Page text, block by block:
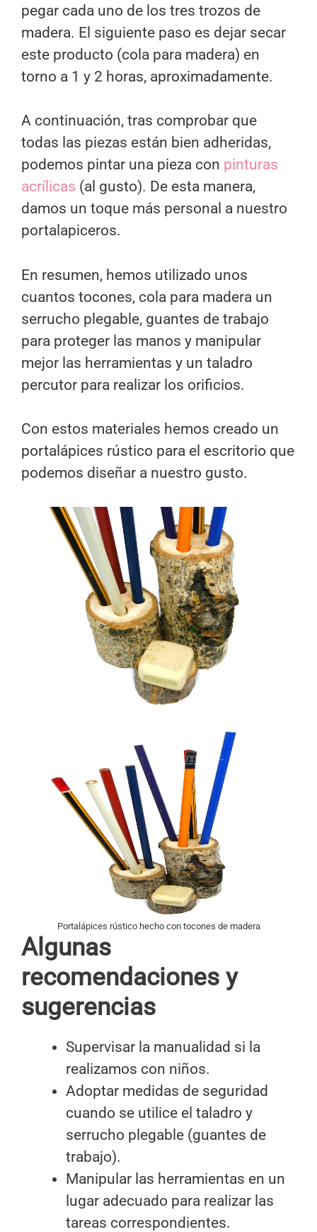
pegar cada uno de los tres trozos de
madera. El siguiente paso es dejar secar
este producto (cola para madera) en
torno a 1 y 2 horas, aproximadamente.
A continuación, tras comprobar que
todas las piezas están bien adheridas,
podemos pintar una pieza con pinturas
acrílicas (al gusto). De esta manera,
damos un toque más personal a nuestro
portalapiceros.
En resumen, hemos utilizado unos
cuantos tocones, cola para madera un
serrucho plegable, guantes de trabajo
para proteger las manos y manipular
mejor las herramientas y un taladro
percutor para realizar los orificios.
Con estos materiales hemos creado un
portalápices rústico para el escritorio que
podemos diseñar a nuestro gusto.
Portalápices rústico hecho con tocones de madera
Algunas
recomendaciones y
sugerencias
Supervisar la manualidad si la
realizamos con niños.
Adoptar medidas de seguridad
cuando se utilice el taladro y
serrucho plegable (guantes de
trabajo).
Manipular las herramientas en un
lugar adecuado para realizar las
tareas correspondientes.